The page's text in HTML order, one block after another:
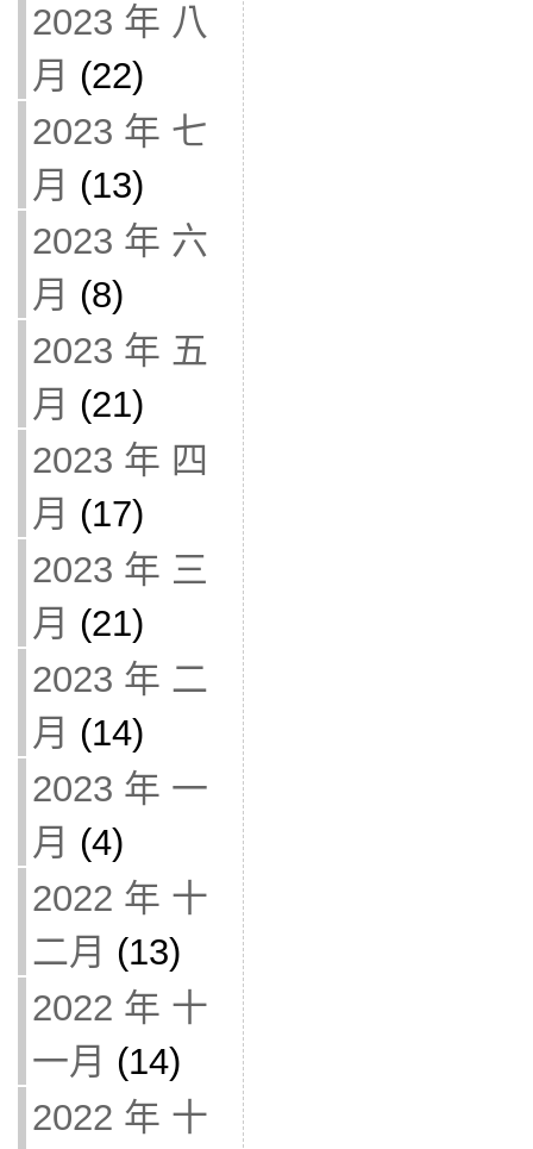
2023 年 八
月 (22)
2023 年 七
月 (13)
2023 年 六
月 (8)
2023 年 五
月 (21)
2023 年 四
月 (17)
2023 年 三
月 (21)
2023 年 二
月 (14)
2023 年 一
月 (4)
2022 年 十
二月 (13)
2022 年 十
一月 (14)
2022 年 十